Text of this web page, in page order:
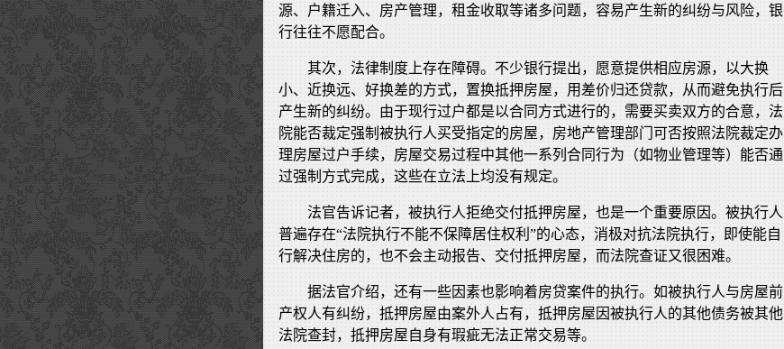
源、户籍迁入、房产管理，租金收取等诸多问题，容易产生新的纠纷与风险，银
行往往不愿配合。
其次，法律制度上存在障碍。不少银行提出，愿意提供相应房源，以大换
小、近换远、好换差的方式，置换抵押房屋，用差价归还贷款，从而避免执行后
产生新的纠纷。由于现行过户都是以合同方式进行的，需要买卖双方的合意，法
院能否裁定强制被执行人买受指定的房屋，房地产管理部门可否按照法院裁定办
理房屋过户手续，房屋交易过程中其他一系列合同行为（如物业管理等）能否通
过强制方式完成，这些在立法上均没有规定。
法官告诉记者，被执行人拒绝交付抵押房屋，也是一个重要原因。被执行人
普遍存在“法院执行不能不保障居住权利”的心态，消极对抗法院执行，即使能自
行解决住房的，也不会主动报告、交付抵押房屋，而法院查证又很困难。
据法官介绍，还有一些因素也影响着房贷案件的执行。如被执行人与房屋前
产权人有纠纷，抵押房屋由案外人占有，抵押房屋因被执行人的其他债务被其他
法院查封，抵押房屋自身有瑕疵无法正常交易等。